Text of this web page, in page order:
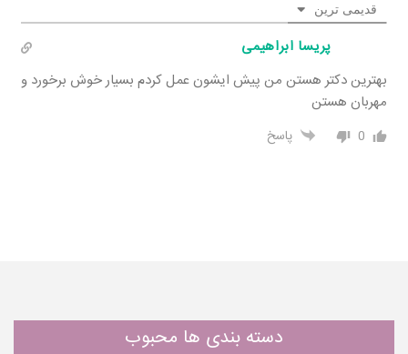
قدیمی ترین
پریسا ابراهیمی
بهترین دکتر هستن من پیش ایشون عمل کردم بسیار خوش برخورد و
مهربان هستن
0 پاسخ
دسته بندی ها محبوب